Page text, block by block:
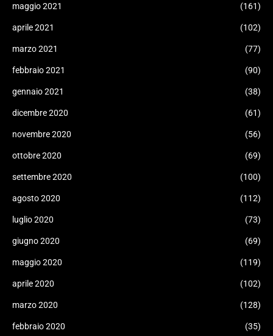
maggio 2021 (161)
aprile 2021 (102)
marzo 2021 (77)
febbraio 2021 (90)
gennaio 2021 (38)
dicembre 2020 (61)
novembre 2020 (56)
ottobre 2020 (69)
settembre 2020 (100)
agosto 2020 (112)
luglio 2020 (73)
giugno 2020 (69)
maggio 2020 (119)
aprile 2020 (102)
marzo 2020 (128)
febbraio 2020 (35)